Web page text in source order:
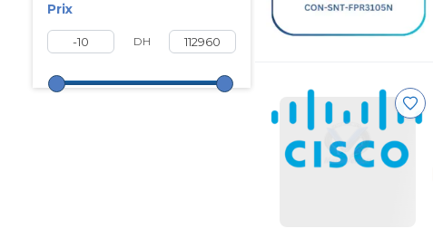
Sur Commande 9 mois
Livraison en 72 heurs
Prix
DH